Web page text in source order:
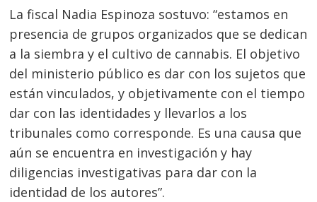
La fiscal Nadia Espinoza sostuvo: “estamos en
presencia de grupos organizados que se dedican
a la siembra y el cultivo de cannabis. El objetivo
del ministerio público es dar con los sujetos que
están vinculados, y objetivamente con el tiempo
dar con las identidades y llevarlos a los
tribunales como corresponde. Es una causa que
aún se encuentra en investigación y hay
diligencias investigativas para dar con la
identidad de los autores”.